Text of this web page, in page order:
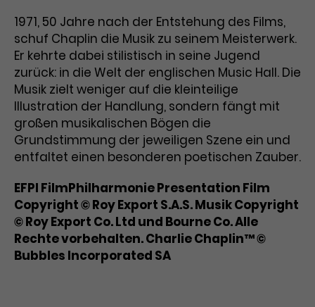
1971, 50 Jahre nach der Entstehung des Films,
schuf Chaplin die Musik zu seinem Meisterwerk.
Er kehrte dabei stilistisch in seine Jugend
zurück: in die Welt der englischen Music Hall. Die
Musik zielt weniger auf die kleinteilige
Illustration der Handlung, sondern fängt mit
großen musikalischen Bögen die
Grundstimmung der jeweiligen Szene ein und
entfaltet einen besonderen poetischen Zauber.
EFPI FilmPhilharmonie Presentation Film
Copyright © Roy Export S.A.S. Musik Copyright
© Roy Export Co. Ltd und Bourne Co. Alle
Rechte vorbehalten. Charlie Chaplin™ ©
Bubbles Incorporated SA